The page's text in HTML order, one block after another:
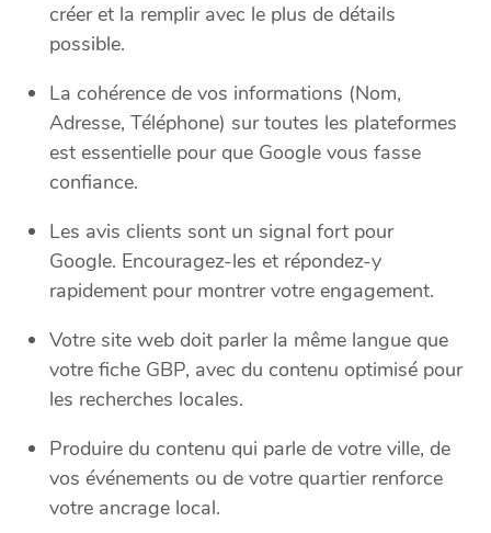
créer et la remplir avec le plus de détails
possible.
La cohérence de vos informations (Nom,
Adresse, Téléphone) sur toutes les plateformes
est essentielle pour que Google vous fasse
confiance.
Les avis clients sont un signal fort pour
Google. Encouragez-les et répondez-y
rapidement pour montrer votre engagement.
Votre site web doit parler la même langue que
votre fiche GBP, avec du contenu optimisé pour
les recherches locales.
Produire du contenu qui parle de votre ville, de
vos événements ou de votre quartier renforce
votre ancrage local.